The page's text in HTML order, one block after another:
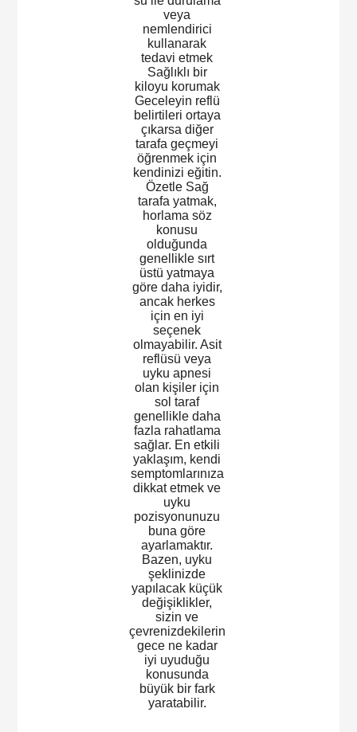
veya
nemlendirici
kullanarak
tedavi etmek
Sağlıklı bir
kiloyu korumak
Geceleyin reflü
belirtileri ortaya
çıkarsa diğer
tarafa geçmeyi
öğrenmek için
kendinizi eğitin.
Özetle Sağ
tarafa yatmak,
horlama söz
konusu
olduğunda
genellikle sırt
üstü yatmaya
göre daha iyidir,
ancak herkes
için en iyi
seçenek
olmayabilir. Asit
reflüsü veya
uyku apnesi
olan kişiler için
sol taraf
genellikle daha
fazla rahatlama
sağlar. En etkili
yaklaşım, kendi
semptomlarınıza
dikkat etmek ve
uyku
pozisyonunuzu
buna göre
ayarlamaktır.
Bazen, uyku
şeklinizde
yapılacak küçük
değişiklikler,
sizin ve
çevrenizdekilerin
gece ne kadar
iyi uyuduğu
konusunda
büyük bir fark
yaratabilir.